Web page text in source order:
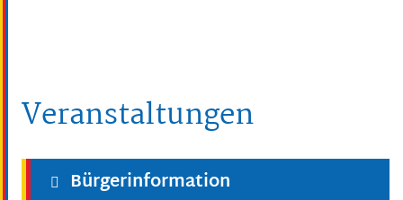
Veranstaltungen
Bürgerinformation